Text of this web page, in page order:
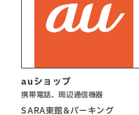
auショップ
携帯電話、周辺通信機器
SARA東館&パーキング